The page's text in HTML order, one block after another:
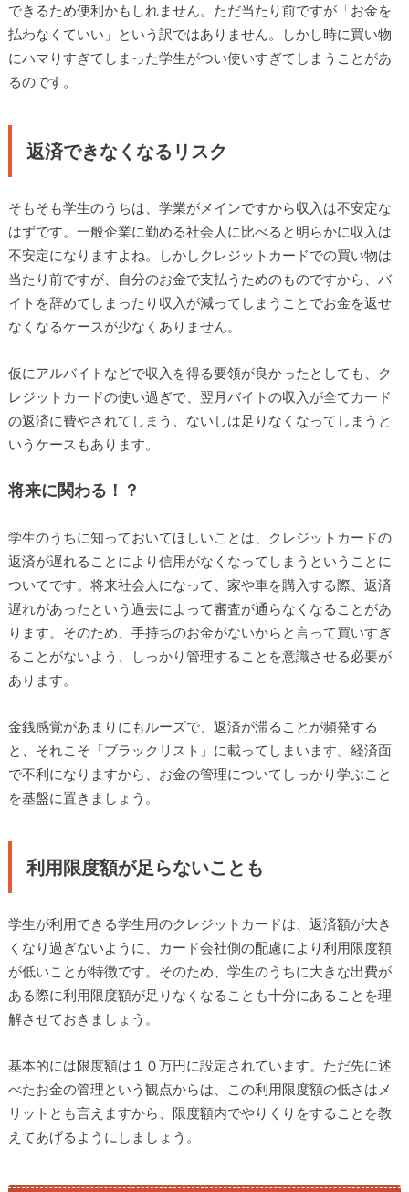
できるため便利かもしれません。ただ当たり前ですが「お金を
払わなくていい」という訳ではありません。しかし時に買い物
にハマりすぎてしまった学生がつい使いすぎてしまうことがあ
るのです。
返済できなくなるリスク
そもそも学生のうちは、学業がメインですから収入は不安定な
はずです。一般企業に勤める社会人に比べると明らかに収入は
不安定になりますよね。しかしクレジットカードでの買い物は
当たり前ですが、自分のお金で支払うためのものですから、バ
イトを辞めてしまったり収入が減ってしまうことでお金を返せ
なくなるケースが少なくありません。
仮にアルバイトなどで収入を得る要領が良かったとしても、ク
レジットカードの使い過ぎで、翌月バイトの収入が全てカード
の返済に費やされてしまう、ないしは足りなくなってしまうと
いうケースもあります。
将来に関わる！？
学生のうちに知っておいてほしいことは、クレジットカードの
返済が遅れることにより信用がなくなってしまうということに
ついてです。将来社会人になって、家や車を購入する際、返済
遅れがあったという過去によって審査が通らなくなることがあ
ります。そのため、手持ちのお金がないからと言って買いすぎ
ることがないよう、しっかり管理することを意識させる必要が
あります。
金銭感覚があまりにもルーズで、返済が滞ることが頻発する
と、それこそ「ブラックリスト」に載ってしまいます。経済面
で不利になりますから、お金の管理についてしっかり学ぶこと
を基盤に置きましょう。
利用限度額が足らないことも
学生が利用できる学生用のクレジットカードは、返済額が大き
くなり過ぎないように、カード会社側の配慮により利用限度額
が低いことが特徴です。そのため、学生のうちに大きな出費が
ある際に利用限度額が足りなくなることも十分にあることを理
解させておきましょう。
基本的には限度額は１０万円に設定されています。ただ先に述
べたお金の管理という観点からは、この利用限度額の低さはメ
リットとも言えますから、限度額内でやりくりをすることを教
えてあげるようにしましょう。